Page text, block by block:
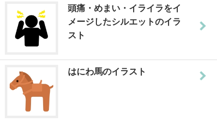
頭痛・めまい・イライラをイ
メージしたシルエットのイラ
スト
はにわ馬のイラスト